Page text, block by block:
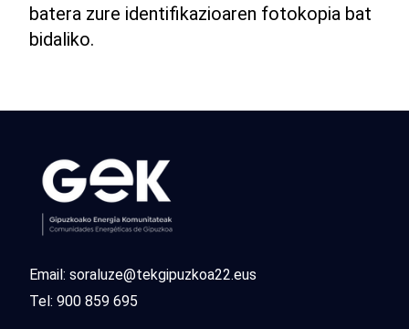
batera zure identifikazioaren fotokopia bat
bidaliko.
Email: soraluze@tekgipuzkoa22.eus
Tel: 900 859 695